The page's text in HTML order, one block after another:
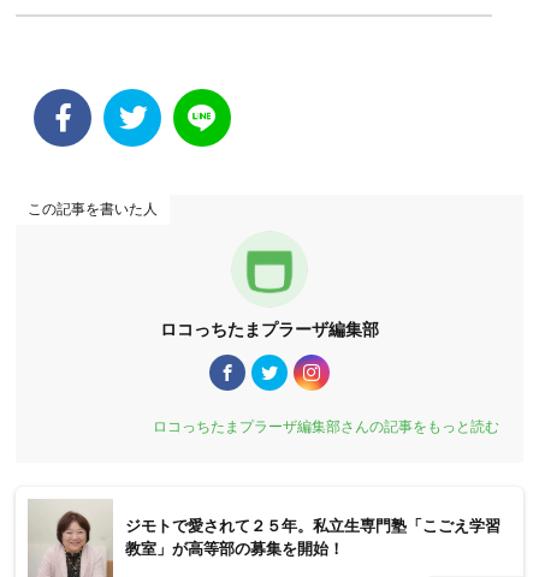
この記事を書いた人
ロコっちたまプラーザ編集部
ロコっちたまプラーザ編集部さんの記事をもっと読む
ジモトで愛されて２５年。私立生専門塾「こごえ学習
教室」が高等部の募集を開始！